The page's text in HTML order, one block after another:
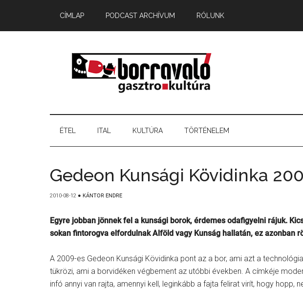
CÍMLAP PODCAST ARCHÍVUM RÓLUNK
ÉTEL ITAL KULTÚRA TÖRTÉNELEM
Gedeon Kunsági Kövidinka
2010-08-12 ● KÁNTOR ENDRE
Egyre jobban jönnek fel a kunsági borok, érdemes odafigyelni rájuk.
sokan fintorogva elfordulnak Alföld vagy Kunság hallatán, ez azonban
A 2009-es Gedeon Kunsági Kövidinka pont az a bor, ami azt a
tükrözi, ami a borvidéken végbement az utóbbi években. A címkéje
infó annyi van rajta, amennyi kell, leginkább a fajta felirat virít, hogy hopp,